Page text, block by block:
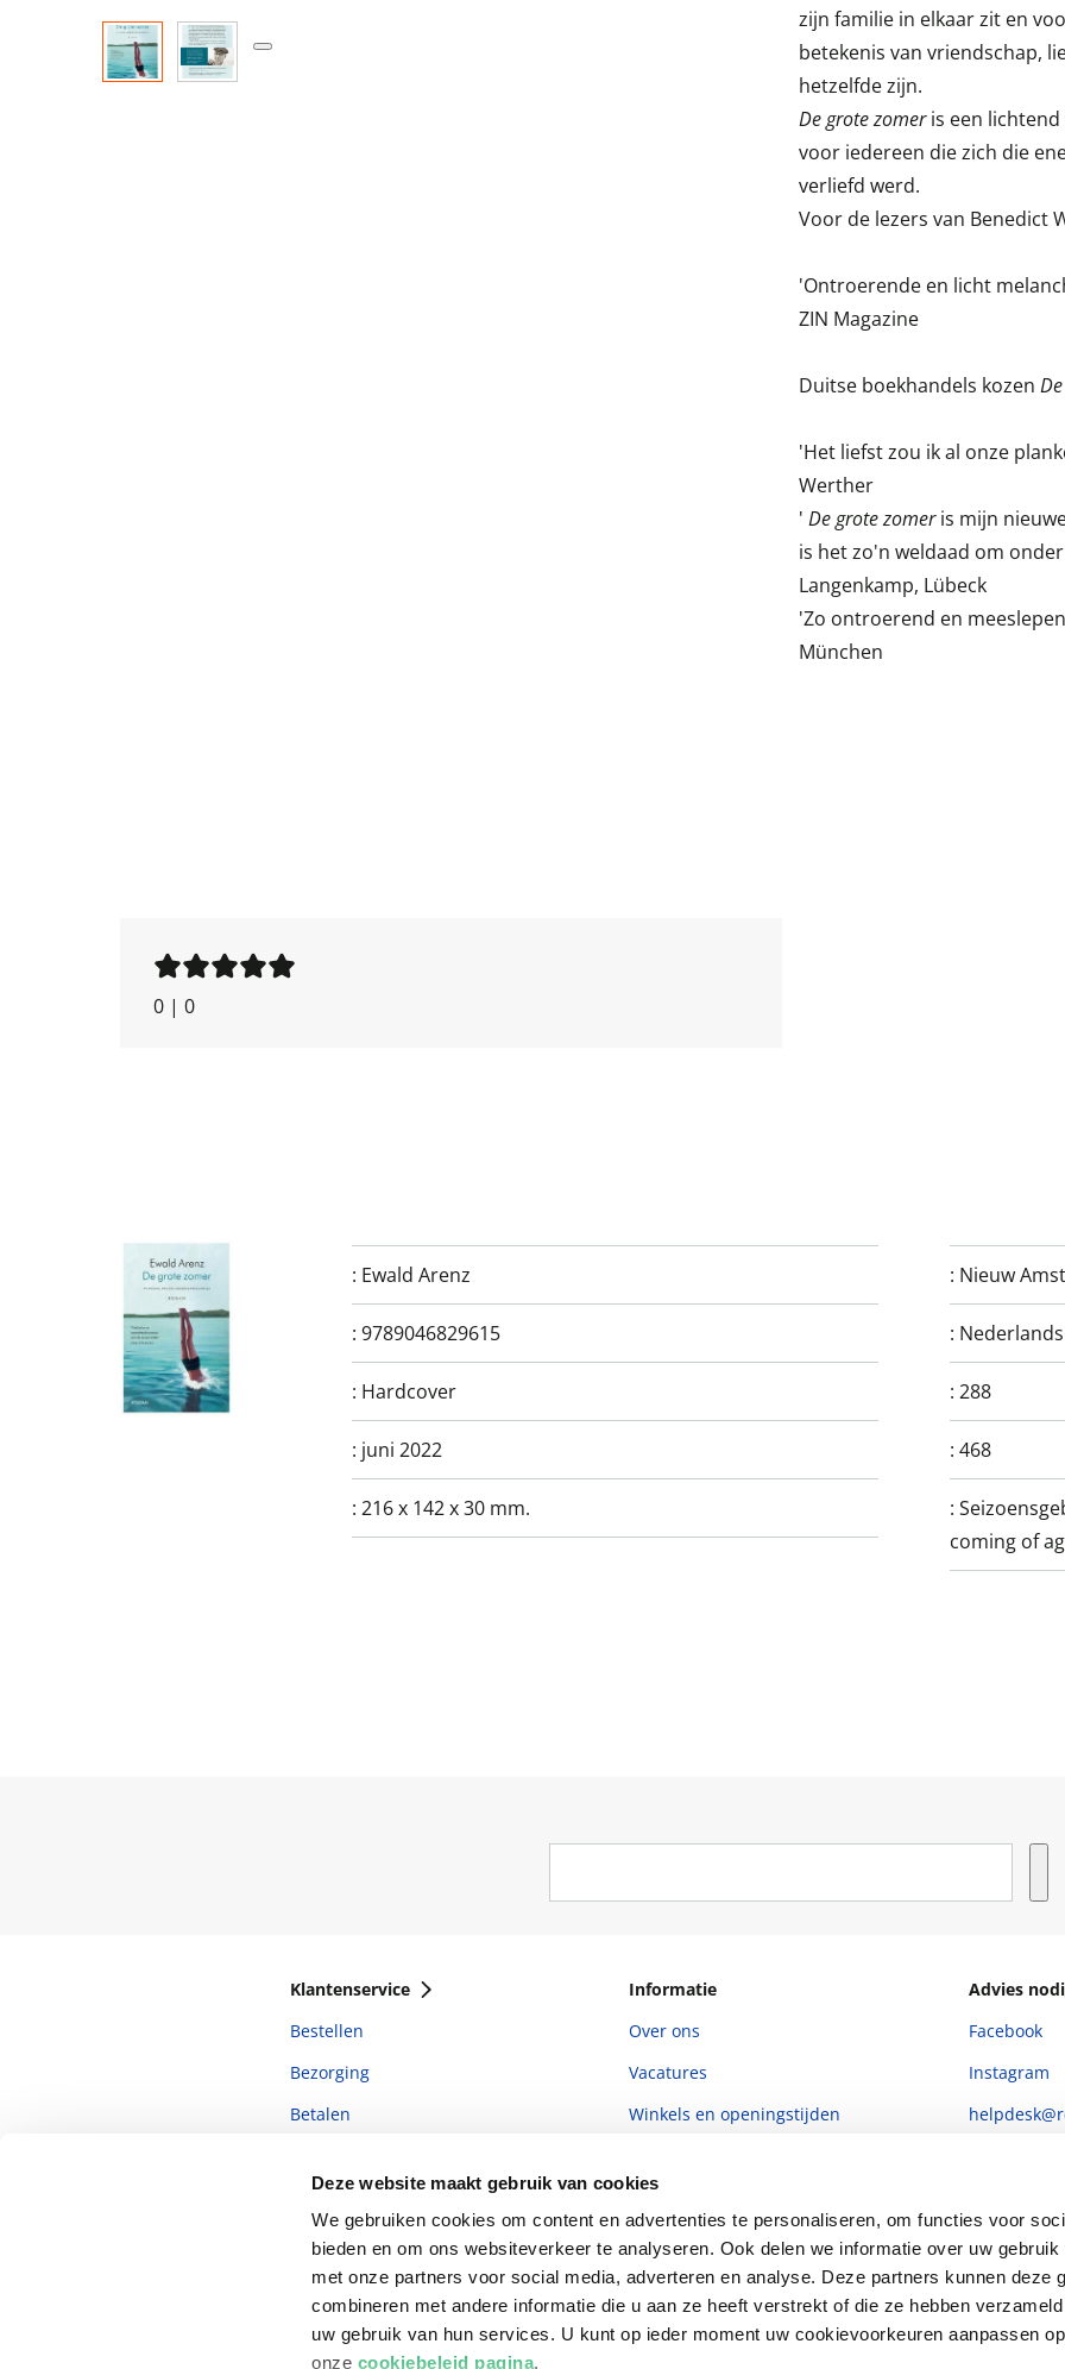
Deze website maakt gebruik van cookies
We gebruiken cookies om content en advertenties te personaliseren, om functies voor
bieden en om ons websiteverkeer te analyseren. Ook delen we informatie over uw
met onze partners voor social media, adverteren en analyse. Deze partners kunnen deze
combineren met andere informatie die u aan ze heeft verstrekt of die ze hebben
uw gebruik van hun services. U kunt op ieder moment uw cookievoorkeuren aanpassen op
onze cookiebeleid pagina.
zijn familie in elkaar zit en
betekenis van vriendschap,
hetzelfde zijn.
De grote zomeris een
voor iedereen die zich die
verliefd werd.
Voor de lezers van Benedict
'Ontroerende en licht
ZIN Magazine
Duitse boekhandels kozen
'Het liefst zou ik al onze
Werther
' De grote zomeris mijn
is het zo'n weldaad om
Langenkamp, Lübeck
'Zo ontroerend en
München
0 | 0
: Ewald Arenz : Nieuw
: 9789046829615 : Nederlands
: Hardcover :288
: juni 2022 :468
: 216 x 142 x 30 mm. :
coming of
Klantenservice
Bestellen
Bezorging
Betalen
Veelgestelde vragen
Informatie
Over ons
Vacatures
Winkels en openingstijden
Ondernemer worden
Vulnerability Disclosure policy
Advies
Facebook
Instagram